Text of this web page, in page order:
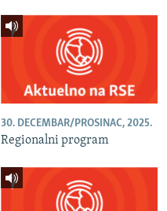
30. DECEMBAR/PROSINAC, 2025.
Regionalni program